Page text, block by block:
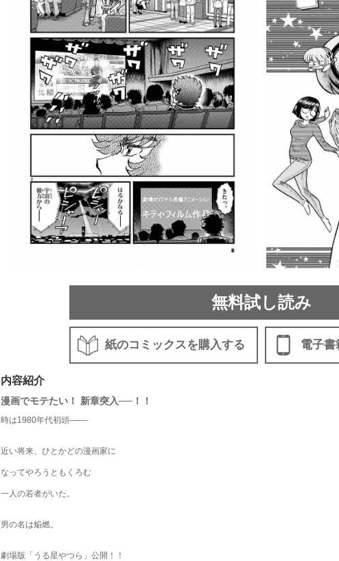
無料試し読み
紙のコミックスを購入する 電子書
内容紹介
漫画でモテたい！ 新章突入──！！
時は1980年代初頭───
近い将来、ひとかどの漫画家に
なってやろうともくろむ
一人の若者がいた。
男の名は焔燃。
劇場版「うる星やつら」公開！！